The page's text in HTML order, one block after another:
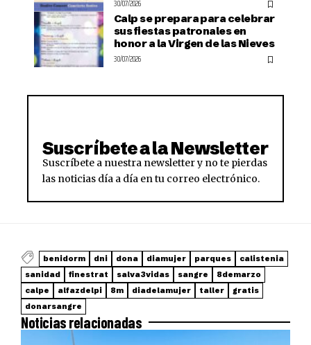
30/07/2026
Calp se prepara para celebrar
sus fiestas patronales en
honor a la Virgen de las Nieves
30/07/2026
Suscríbete a la Newsletter
Suscríbete a nuestra newsletter y no te pierdas
las noticias día a día en tu correo electrónico.
benidorm dni dona diamujer parques
calistenia
sanidad
finestrat salva3vidas sangre
8demarzo
calpe
alfazdelpi 8m diadelamujer taller
gratis
donarsangre
Noticias relacionadas